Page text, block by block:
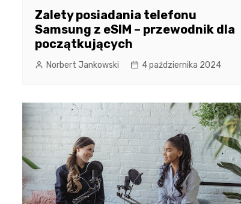
Zalety posiadania telefonu
Samsung z eSIM – przewodnik dla
początkujących
Norbert Jankowski 4 października 2024